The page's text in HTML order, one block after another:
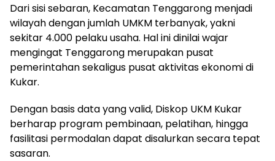
Dari sisi sebaran, Kecamatan Tenggarong menjadi
wilayah dengan jumlah UMKM terbanyak, yakni
sekitar 4.000 pelaku usaha. Hal ini dinilai wajar
mengingat Tenggarong merupakan pusat
pemerintahan sekaligus pusat aktivitas ekonomi di
Kukar.
Dengan basis data yang valid, Diskop UKM Kukar
berharap program pembinaan, pelatihan, hingga
fasilitasi permodalan dapat disalurkan secara tepat
sasaran.